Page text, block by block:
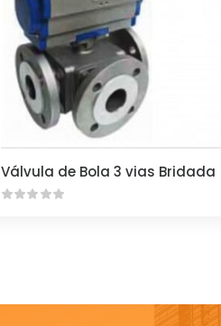
Válvula de Bola 3 vias Bridada